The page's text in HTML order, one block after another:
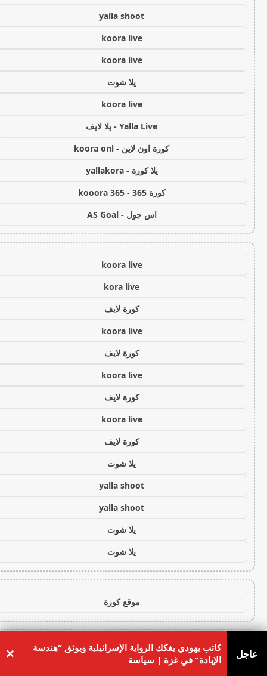
yalla shoot
koora live
koora live
يلا شوت
koora live
Yalla Live - يلا لايف
كورة اون لاين - koora onl
يلا كورة - yallakora
كورة 365 - kooora 365
اس جول - AS Goal
koora live
kora live
كورة لايف
koora live
كورة لايف
koora live
كورة لايف
koora live
كورة لايف
يلا شوت
yalla shoot
yalla shoot
يلا شوت
يلا شوت
موقع كورة
كورة لايف
عاجل
كاتب يهودي يفكك الرواية الإسرائيلية ويوثق “هندسة
الإبادة” في غزة | سياسة
×